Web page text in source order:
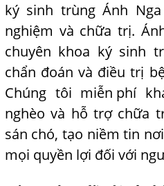
ký sinh trùng Ánh
nghiệm và chữa trị.
chuyên khoa ký sinh
chẩn đoán và điều trị
Chúng tôi miễn phí
nghèo và hỗ trợ chữa
sán chó, tạo niềm tin
mọi quyền lợi đối với